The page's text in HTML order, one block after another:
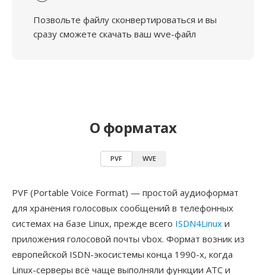
Позвольте файлу сконвертироваться и вы
сразу сможете скачать ваш wve-файл
О форматах
PVF WVE
PVF (Portable Voice Format) — простой аудиоформат
для хранения голосовых сообщений в телефонных
системах на базе Linux, прежде всего ISDN4Linux и
приложения голосовой почты vbox. Формат возник из
европейской ISDN-экосистемы конца 1990-х, когда
Linux-серверы всё чаще выполняли функции АТС и